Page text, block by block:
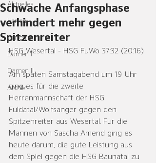
Aktuelles
Herren I
Herren II
Damen I
Damen II
Archiv
Schwache Anfangsphase
verhindert mehr gegen
Spitzenreiter
HSG Wesertal - HSG FuWo 37:32 (20:16)
Am späten Samstagabend um 19 Uhr
ging es für die zweite
Herrenmannschaft der HSG
Fuldatal/Wolfsanger gegen den
Spitzenreiter aus Wesertal. Für die
Mannen von Sascha Amend ging es
heute darum, die gute Leistung aus
dem Spiel gegen die HSG Baunatal zu